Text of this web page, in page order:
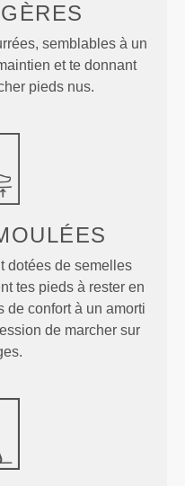
semblables à un
et te donnant
pieds nus.
dotées de semelles
tes pieds à rester en
de confort à un amorti
de marcher sur